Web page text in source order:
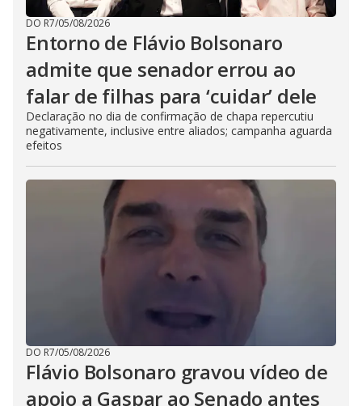
DO R7/05/08/2026
Entorno de Flávio Bolsonaro
admite que senador errou ao
falar de filhas para ‘cuidar’ dele
Declaração no dia de confirmação de chapa repercutiu
negativamente, inclusive entre aliados; campanha aguarda
efeitos
DO R7/05/08/2026
Flávio Bolsonaro gravou vídeo de
apoio a Gaspar ao Senado antes